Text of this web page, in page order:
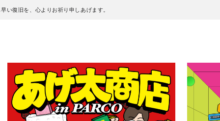
い復旧を、心よりお祈り申しあげます。